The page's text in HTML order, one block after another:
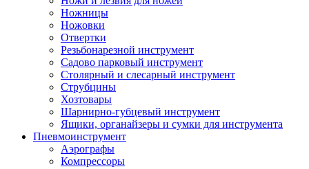
Ножницы
Ножовки
Отвертки
Резьбонарезной инструмент
Садово парковый инструмент
Столярный и слесарный инструмент
Струбцины
Хозтовары
Шарнирно-губцевый инструмент
Ящики, органайзеры и сумки для инструмента
Пневмоинструмент
Аэрографы
Компрессоры